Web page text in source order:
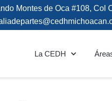
Montes de Oca #108, Col
La CEDH